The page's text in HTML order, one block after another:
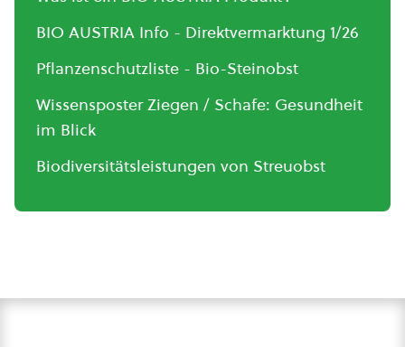
BIO AUSTRIA Info - Direktvermarktung 1/26
Pflanzenschutzliste - Bio-Steinobst
Wissensposter Ziegen / Schafe: Gesundheit
im Blick
Biodiversitätsleistungen von Streuobst